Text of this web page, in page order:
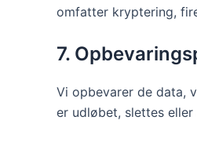
omfatter kryptering,
7.
Vi opbevarer de data,
er udløbet, slettes